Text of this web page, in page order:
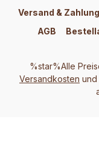
Versand & Zahlung
AGB
%star%Alle
Versandkosten und